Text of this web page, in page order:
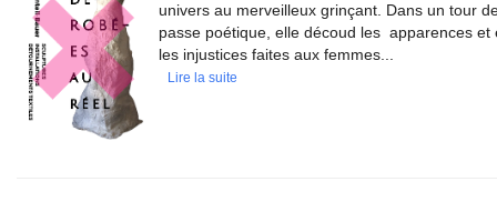
univers au merveilleux grinçant. Dans un tour
passe poétique, elle découd les apparences et
les injustices faites aux femmes...
Lire la suite